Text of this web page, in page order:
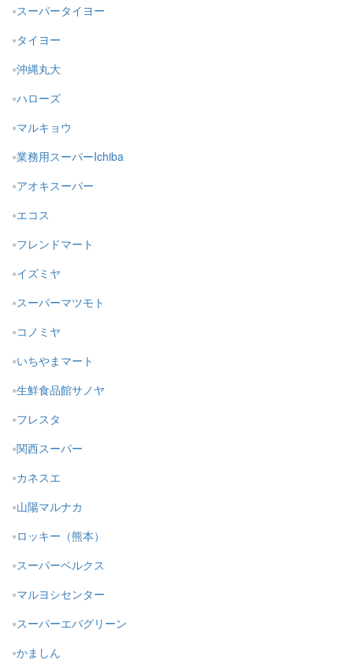
スーパータイヨー
タイヨー
沖縄丸大
ハローズ
マルキョウ
業務用スーパーIchiba
アオキスーパー
エコス
フレンドマート
イズミヤ
スーパーマツモト
コノミヤ
いちやまマート
生鮮食品館サノヤ
フレスタ
関西スーパー
カネスエ
山陽マルナカ
ロッキー（熊本）
スーパーベルクス
マルヨシセンター
スーパーエバグリーン
かましん